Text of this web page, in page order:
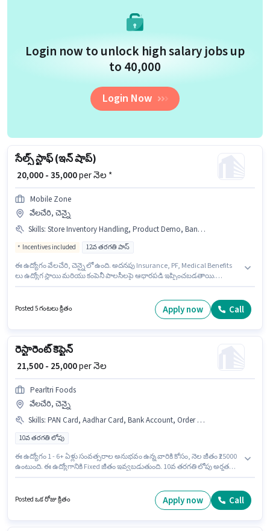
Login now to unlock high salary jobs up
to ₹40,000
Login Now
సేల్స్ స్టాఫ్ (ఇన్ షాప్)
₹ 20,000 - 35,000per నెల *
Mobile Zone
వేలచేరి, చెన్నై
Skills: Store Inventory Handling, Product Demo, Bank Account, Customer Handling, PAN Card, Aadhar Card
Incentives included 12వ తరగతి పాస్
ఈ ఉద్యోగం వేలచేరి, చెన్నై లో ఉంది. అదనపు Insurance, PF, Medical Benefits
లు ఉద్యోగ స్థాయి మరియు కంపెనీ పాలసీలపై ఆధారపడి ఇప్పించబడతాయి.
Incentives జీతం అందుబాటులో ఉంది. ఈ ఉద్యోగానికి అభ్యర్థులు తప్పనిసరిగా 12వ
తరగతి పాస్ డిగ్రీ/సర్టిఫికెట్ కలిగి ఉండాలి. ఈ ఉద్యోగానికి అవసరమైన డాక్యుమెంట్లు
Posted 5 గంటలు క్రితం Apply now Call
రెస్టారెంట్ కెప్టెన్
₹ 21,500 - 25,000per నెల
Pearltri Foods
వేలచేరి, చెన్నై
Skills: PAN Card, Aadhar Card, Bank Account, Order Taking, Menu Knowledge
10వ తరగతి లోపు
ఈ ఉద్యోగం 1 - 6+ ఏళ్లు సంవత్సరాల అనుభవం ఉన్న వారికి కోసం, నెల జీతం ₹25000
ఉంటుంది. ఈ ఉద్యోగానికి Fixed జీతం ఇవ్వబడుతుంది. 10వ తరగతి లోపు అర్హత
ఉద్యోగం వేలచేరి, చెన్నై లో ఉంది. ఈ ఉద్యోగానికి అవసరమైన డాక్యుమెంట్లు PAN
Card, Aadhar Card, Bank Account కలిగి ఉండాలి.
Posted ఒక రోజు క్రితం Apply now Call